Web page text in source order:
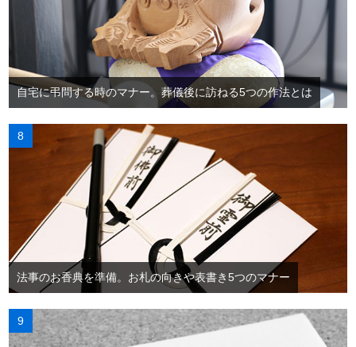
自宅に弔問する時のマナー。葬儀後に訪ねる5つの作法とは
法事のお香典を準備。お札の向きや表書き5つのマナー